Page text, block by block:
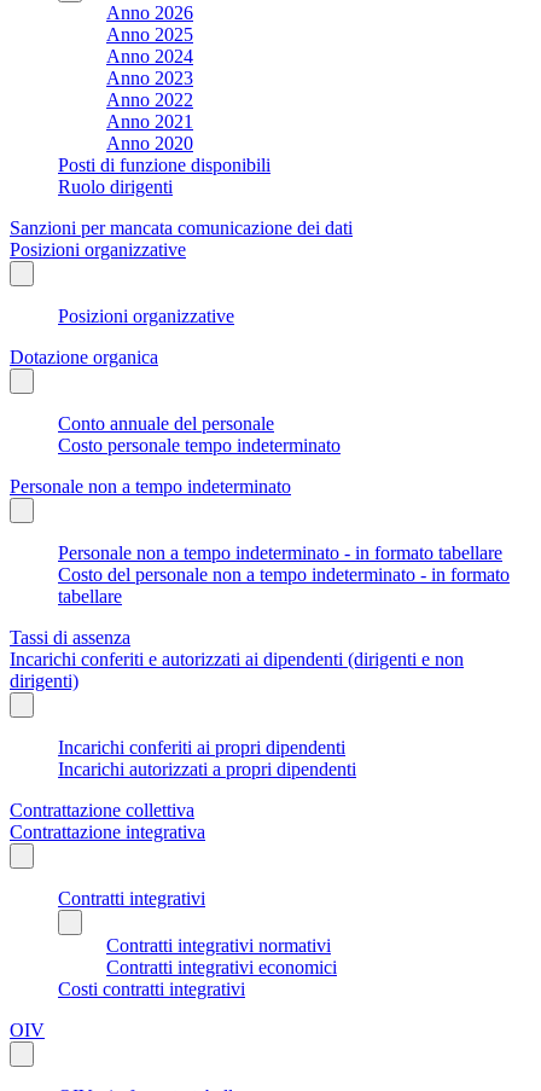
Anno 2026
Anno 2025
Anno 2024
Anno 2023
Anno 2022
Anno 2021
Anno 2020
Posti di funzione disponibili
Ruolo dirigenti
Sanzioni per mancata comunicazione dei dati
Posizioni organizzative
Posizioni organizzative
Dotazione organica
Conto annuale del personale
Costo personale tempo indeterminato
Personale non a tempo indeterminato
Personale non a tempo indeterminato - in formato tabellare
Costo del personale non a tempo indeterminato - in formato
tabellare
Tassi di assenza
Incarichi conferiti e autorizzati ai dipendenti (dirigenti e non
dirigenti)
Incarichi conferiti ai propri dipendenti
Incarichi autorizzati a propri dipendenti
Contrattazione collettiva
Contrattazione integrativa
Contratti integrativi
Contratti integrativi normativi
Contratti integrativi economici
Costi contratti integrativi
OIV